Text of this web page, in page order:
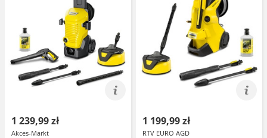
1 239,99 zł
Akces-Markt
1 199,99 zł
RTV EURO AGD